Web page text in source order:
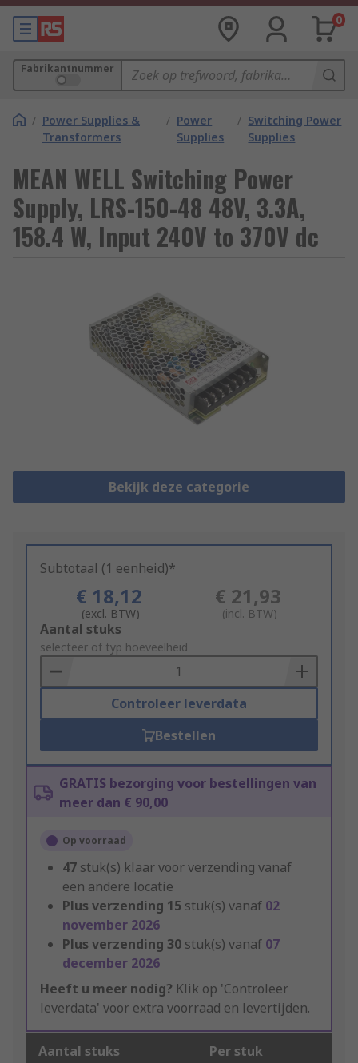
0
Fabrikantnummer
/ Power Supplies &
Transformers
/ Power
Supplies
/ Switching Power
Supplies
MEAN WELL Switching Power
Supply, LRS-150-48 48V, 3.3A,
158.4 W, Input 240V to 370V dc
Bekijk deze categorie
Subtotaal (1 eenheid)*
€ 18,12
(excl. BTW)
€ 21,93
(incl. BTW)
Add
to
Basket
Aantal stuks
selecteer of typ hoeveelheid
Controleer leverdata
Bestellen
GRATIS bezorging voor bestellingen van
meer dan € 90,00
Op voorraad
47 stuk(s) klaar voor verzending vanaf
een andere locatie
Plus verzending 15 stuk(s) vanaf 02
november 2026
Plus verzending 30 stuk(s) vanaf 07
december 2026
Heeft u meer nodig? Klik op 'Controleer
leverdata' voor extra voorraad en levertijden.
Aantal stuks Per stuk